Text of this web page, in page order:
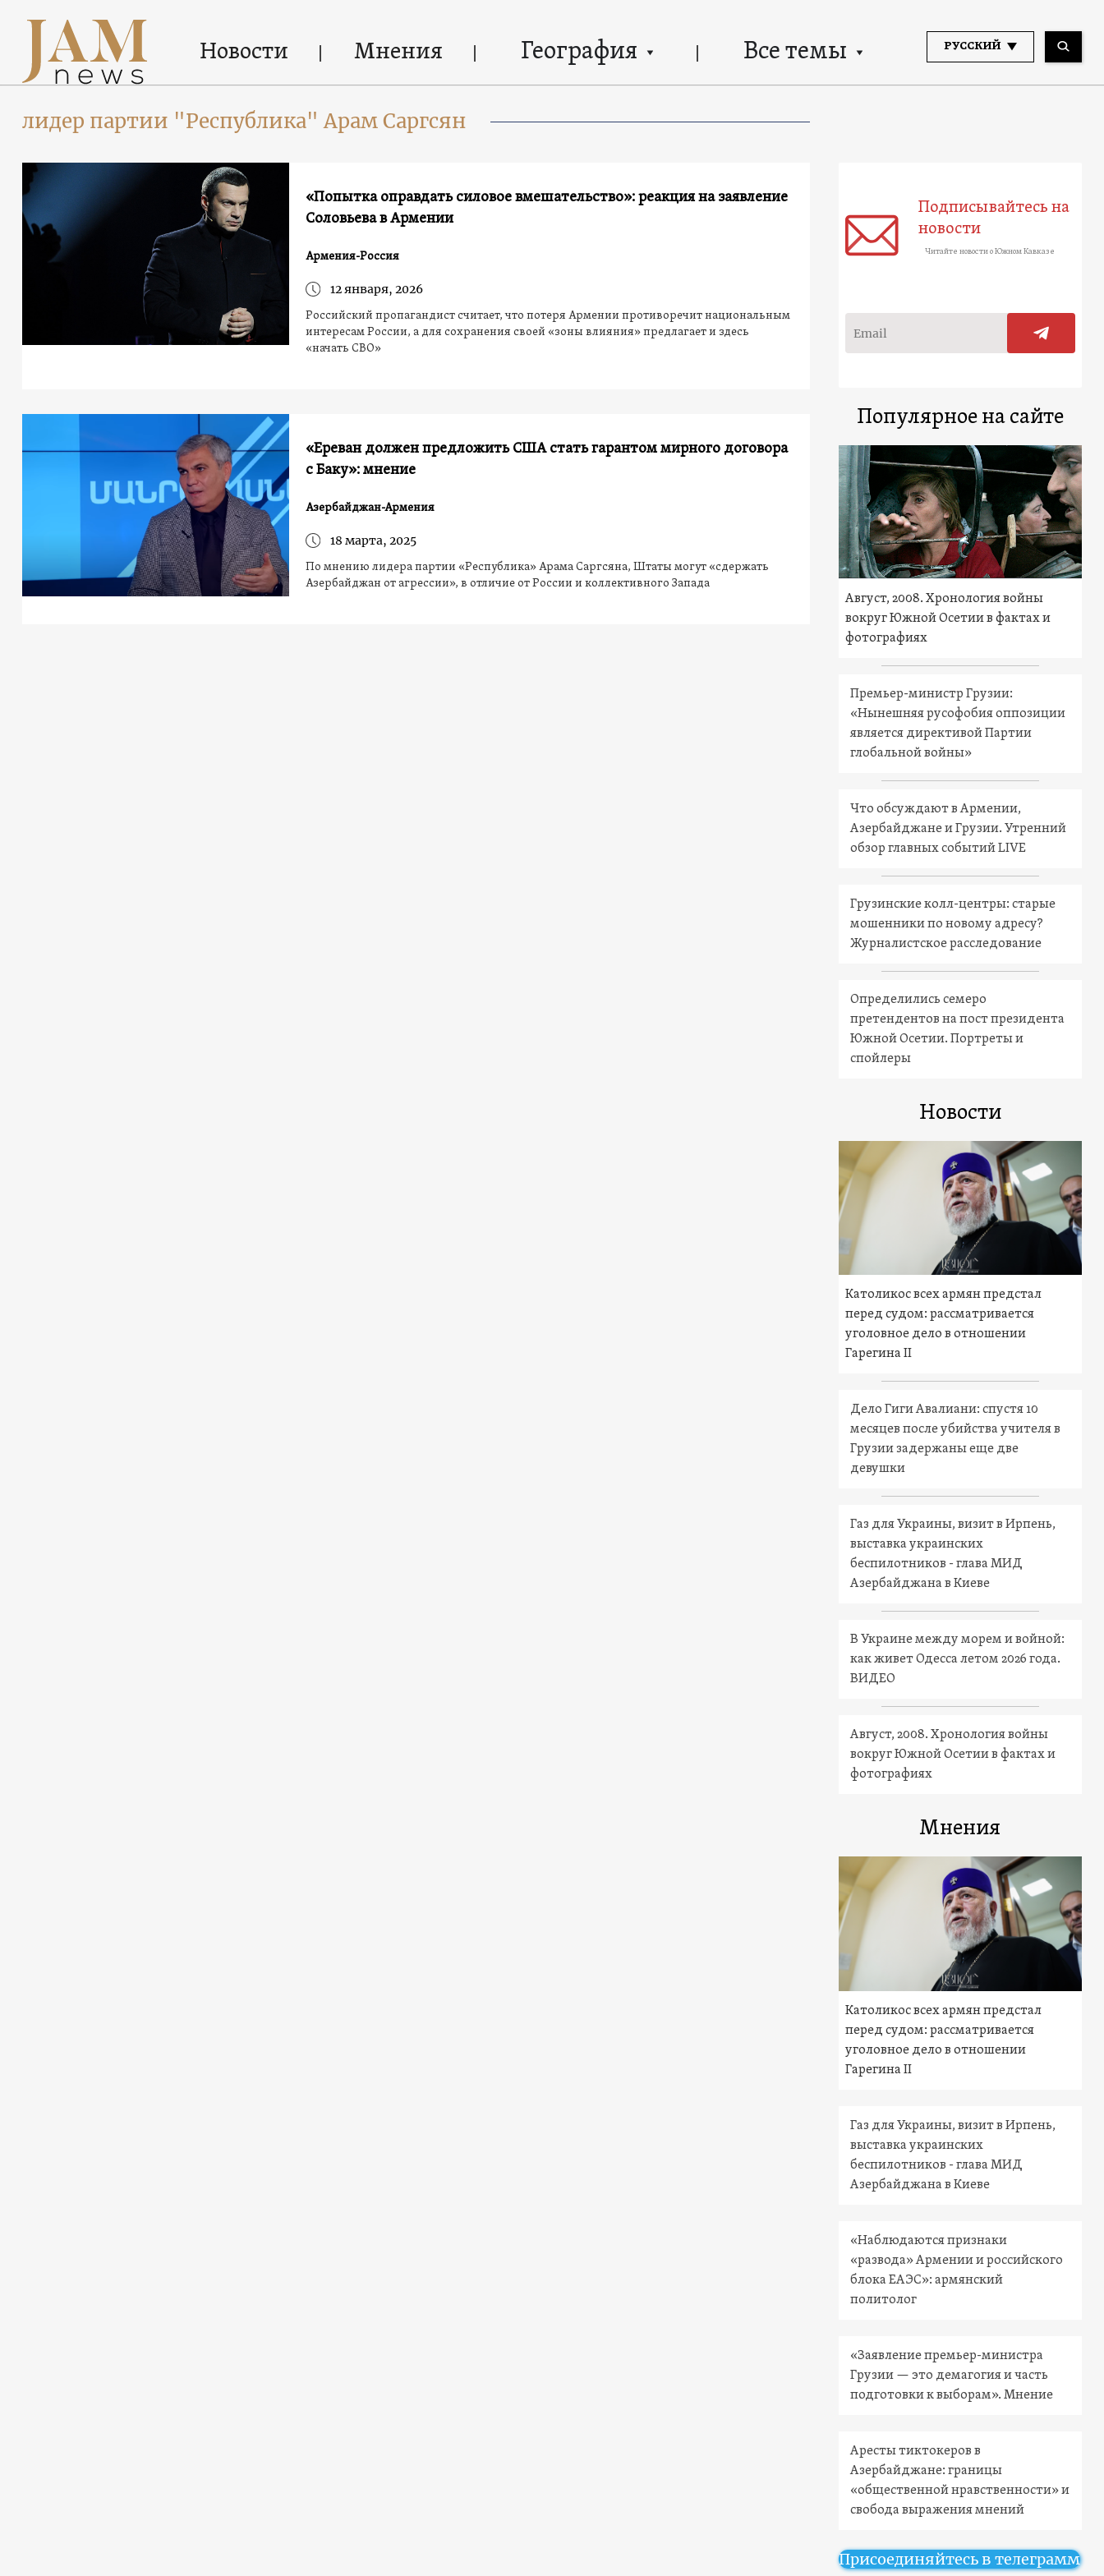
Новости Мнения География Все темы РУССКИЙ
лидер партии "Республика" Арам Саргсян
«Попытка оправдать силовое вмешательство»: реакция на заявление
Соловьева в Армении
Армения-Россия
12 января, 2026
Российский пропагандист считает, что потеря Армении противоречит национальным
интересам России, а для сохранения своей «зоны влияния» предлагает и здесь
«начать СВО»
«Ереван должен предложить США стать гарантом мирного договора
с Баку»: мнение
Азербайджан-Армения
18 марта, 2025
По мнению лидера партии «Республика» Арама Саргсяна, Штаты могут «сдержать
Азербайджан от агрессии», в отличие от России и коллективного Запада
Подписывайтесь на
новости
Читайте новости о Южном Кавказе
Популярное на сайте
Август, 2008. Хронология войны
вокруг Южной Осетии в фактах и
фотографиях
Премьер-министр Грузии:
«Нынешняя русофобия оппозиции
является директивой Партии
глобальной войны»
Что обсуждают в Армении,
Азербайджане и Грузии. Утренний
обзор главных событий LIVE
Грузинские колл-центры: старые
мошенники по новому адресу?
Журналистское расследование
Определились семеро
претендентов на пост президента
Южной Осетии. Портреты и
спойлеры
Новости
Католикос всех армян предстал
перед судом: рассматривается
уголовное дело в отношении
Гарегина II
Дело Гиги Авалиани: спустя 10
месяцев после убийства учителя в
Грузии задержаны еще две
девушки
Газ для Украины, визит в Ирпень,
выставка украинских
беспилотников - глава МИД
Азербайджана в Киеве
В Украине между морем и войной:
как живет Одесса летом 2026 года.
ВИДЕО
Август, 2008. Хронология войны
вокруг Южной Осетии в фактах и
фотографиях
Мнения
Католикос всех армян предстал
перед судом: рассматривается
уголовное дело в отношении
Гарегина II
Газ для Украины, визит в Ирпень,
выставка украинских
беспилотников - глава МИД
Азербайджана в Киеве
«Наблюдаются признаки
«развода» Армении и российского
блока ЕАЭС»: армянский
политолог
«Заявление премьер-министра
Грузии — это демагогия и часть
подготовки к выборам». Мнение
Аресты тиктокеров в
Азербайджане: границы
«общественной нравственности» и
свобода выражения мнений
Присоединяйтесь в телеграмм